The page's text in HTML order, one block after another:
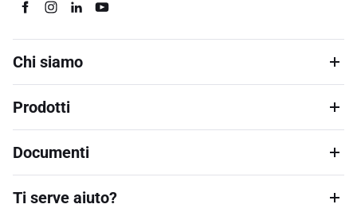
Chi siamo
Prodotti
Documenti
Ti serve aiuto?